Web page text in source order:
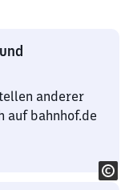
anderer
auf bahnhof.de